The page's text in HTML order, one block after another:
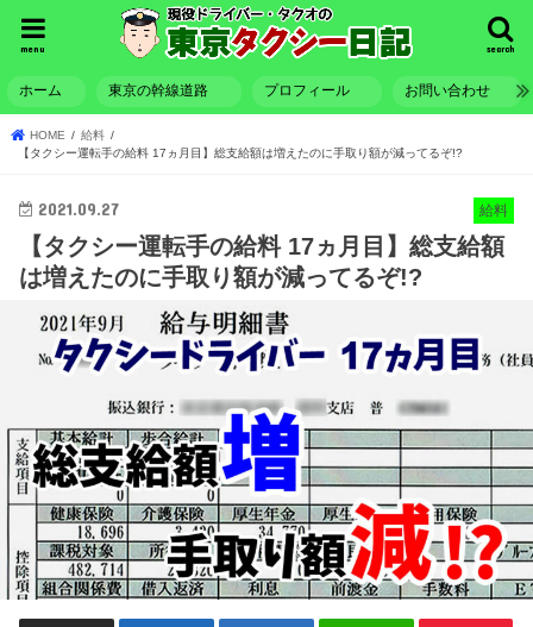
search
menu
ホーム 東京の幹線道路 プロフィール お問い合わせ
HOME
給料
【タクシー運転手の給料 17ヵ月目】総支給額は増えたのに手取り額が減ってるぞ!?
給料
2021.09.27
【タクシー運転手の給料 17ヵ月目】総支給額
は増えたのに手取り額が減ってるぞ!?